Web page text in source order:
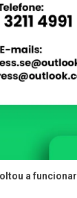
a funcionar